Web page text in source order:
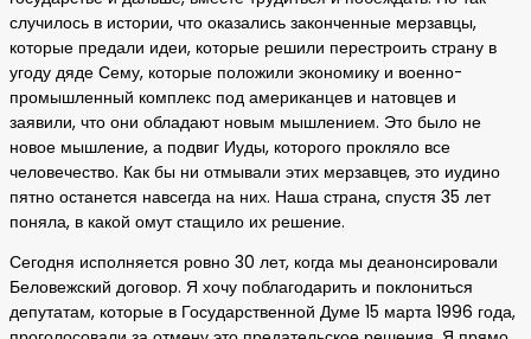
случилось в истории, что оказались законченные мерзавцы,
которые предали идеи, которые решили перестроить страну в
угоду дяде Сему, которые положили экономику и военно-
промышленный комплекс под американцев и натовцев и
заявили, что они обладают новым мышлением. Это было не
новое мышление, а подвиг Иуды, которого прокляло все
человечество. Как бы ни отмывали этих мерзавцев, это иудино
пятно останется навсегда на них. Наша страна, спустя 35 лет
поняла, в какой омут стащило их решение.
Сегодня исполняется ровно 30 лет, когда мы деанонсировали
Беловежский договор. Я хочу поблагодарить и поклониться
депутатам, которые в Государственной Думе 15 марта 1996 года,